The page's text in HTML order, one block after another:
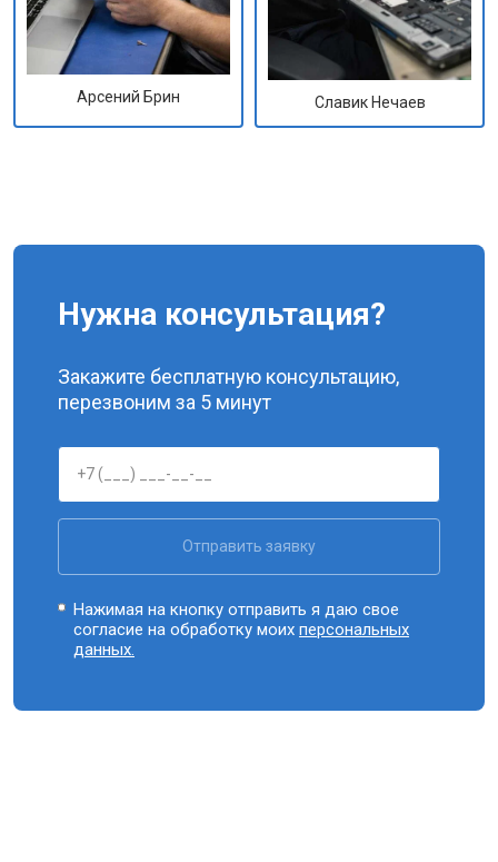
Арсений Брин Славик Нечаев
Нужна консультация?
Закажите бесплатную консультацию,
перезвоним за 5 минут
Отправить заявку
Нажимая на кнопку отправить я даю свое
согласие на обработку моихперсональных
данных.